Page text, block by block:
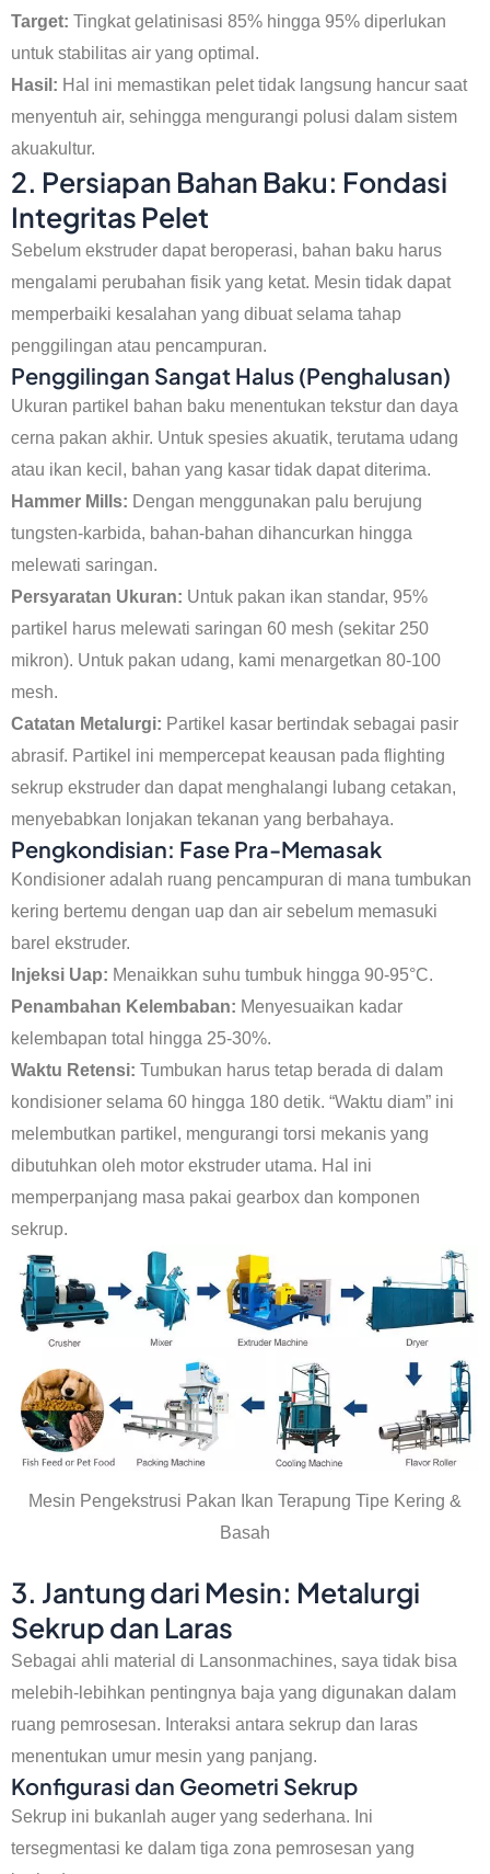
Target: Tingkat gelatinisasi 85% hingga 95% diperlukan
untuk stabilitas air yang optimal.
Hasil: Hal ini memastikan pelet tidak langsung hancur saat
menyentuh air, sehingga mengurangi polusi dalam sistem
akuakultur.
2. Persiapan Bahan Baku: Fondasi
Integritas Pelet
Sebelum ekstruder dapat beroperasi, bahan baku harus
mengalami perubahan fisik yang ketat. Mesin tidak dapat
memperbaiki kesalahan yang dibuat selama tahap
penggilingan atau pencampuran.
Penggilingan Sangat Halus (Penghalusan)
Ukuran partikel bahan baku menentukan tekstur dan daya
cerna pakan akhir. Untuk spesies akuatik, terutama udang
atau ikan kecil, bahan yang kasar tidak dapat diterima.
Hammer Mills: Dengan menggunakan palu berujung
tungsten-karbida, bahan-bahan dihancurkan hingga
melewati saringan.
Persyaratan Ukuran: Untuk pakan ikan standar, 95%
partikel harus melewati saringan 60 mesh (sekitar 250
mikron). Untuk pakan udang, kami menargetkan 80-100
mesh.
Catatan Metalurgi: Partikel kasar bertindak sebagai pasir
abrasif. Partikel ini mempercepat keausan pada flighting
sekrup ekstruder dan dapat menghalangi lubang cetakan,
menyebabkan lonjakan tekanan yang berbahaya.
Pengkondisian: Fase Pra-Memasak
Kondisioner adalah ruang pencampuran di mana tumbukan
kering bertemu dengan uap dan air sebelum memasuki
barel ekstruder.
Injeksi Uap: Menaikkan suhu tumbuk hingga 90-95°C.
Penambahan Kelembaban: Menyesuaikan kadar
kelembapan total hingga 25-30%.
Waktu Retensi: Tumbukan harus tetap berada di dalam
kondisioner selama 60 hingga 180 detik. “Waktu diam” ini
melembutkan partikel, mengurangi torsi mekanis yang
dibutuhkan oleh motor ekstruder utama. Hal ini
memperpanjang masa pakai gearbox dan komponen
sekrup.
Mesin Pengekstrusi Pakan Ikan Terapung Tipe Kering &
Basah
3. Jantung dari Mesin: Metalurgi
Sekrup dan Laras
Sebagai ahli material di Lansonmachines, saya tidak bisa
melebih-lebihkan pentingnya baja yang digunakan dalam
ruang pemrosesan. Interaksi antara sekrup dan laras
menentukan umur mesin yang panjang.
Konfigurasi dan Geometri Sekrup
Sekrup ini bukanlah auger yang sederhana. Ini
tersegmentasi ke dalam tiga zona pemrosesan yang